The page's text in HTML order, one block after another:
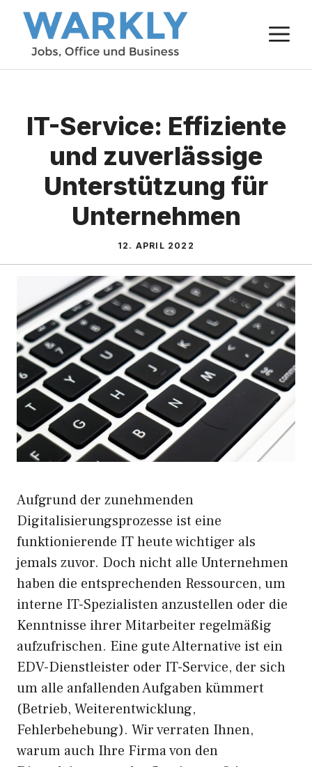
Zum
Inhalt
springen
IT-Service: Effiziente
und zuverlässige
Unterstützung für
Unternehmen
12. APRIL 2022
Aufgrund der zunehmenden
Digitalisierungsprozesse ist eine
funktionierende IT heute wichtiger als
jemals zuvor. Doch nicht alle Unternehmen
haben die entsprechenden Ressourcen, um
interne IT-Spezialisten anzustellen oder die
Kenntnisse ihrer Mitarbeiter regelmäßig
aufzufrischen. Eine gute Alternative ist ein
EDV-Dienstleister oder IT-Service, der sich
um alle anfallenden Aufgaben kümmert
(Betrieb, Weiterentwicklung,
Fehlerbehebung). Wir verraten Ihnen,
warum auch Ihre Firma von den